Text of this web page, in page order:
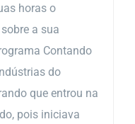
horas o
a sua
Contando
do
que entrou na
pois iniciava